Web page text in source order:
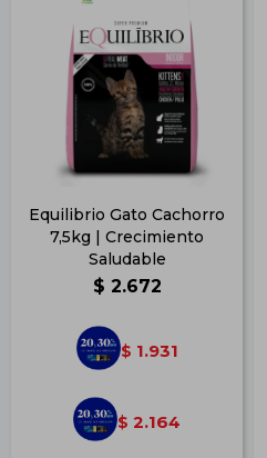
Equilibrio Gato Cachorro
7,5kg | Crecimiento
Saludable
$ 2.672
$ 1.931
$ 2.164